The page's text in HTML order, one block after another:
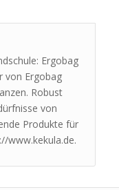
Ergobag
von Ergobag
Robust
von
Produkte für
www.kekula.de.